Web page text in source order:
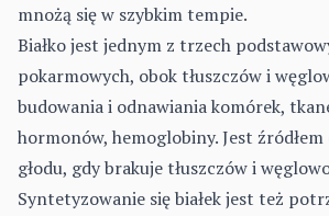
mnożą się w szybkim tempie.
Białko jest jednym z trzech
pokarmowych, obok tłuszczów i
budowania i odnawiania komórek,
hormonów, hemoglobiny. Jest
głodu, gdy brakuje tłuszczów i
Syntetyzowanie się białek jest też